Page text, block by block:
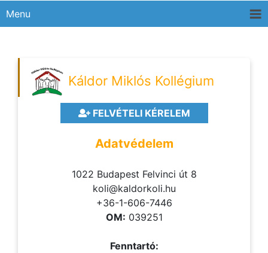
Menu
Káldor Miklós Kollégium
FELVÉTELI KÉRELEM
Adatvédelem
1022 Budapest Felvinci út 8
koli@kaldorkoli.hu
+36-1-606-7446
OM: 039251
Fenntartó: